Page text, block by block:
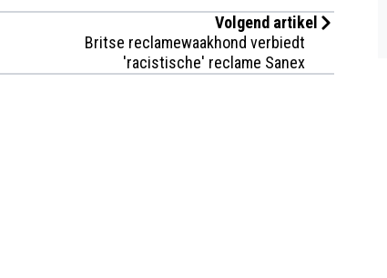
Volgend artikel
Britse reclamewaakhond verbiedt
'racistische' reclame Sanex